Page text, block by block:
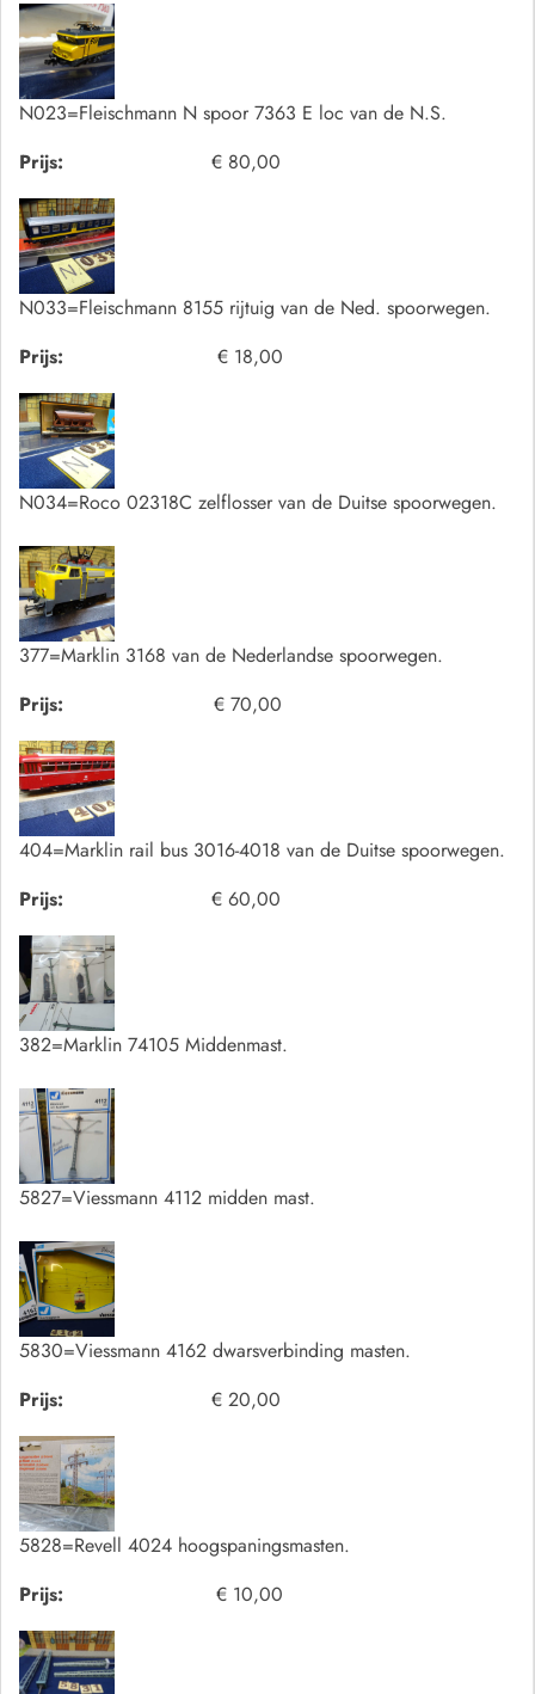
N023=Fleischmann N spoor 7363 E loc van de N.S.
Prijs:
€ 80,00
N033=Fleischmann 8155 rijtuig van de Ned. spoorwegen.
Prijs:
€ 18,00
N034=Roco 02318C zelflosser van de Duitse spoorwegen.
377=Marklin 3168 van de Nederlandse spoorwegen.
Prijs:
€ 70,00
404=Marklin rail bus 3016-4018 van de Duitse spoorwegen.
Prijs:
€ 60,00
382=Marklin 74105 Middenmast.
5827=Viessmann 4112 midden mast.
5830=Viessmann 4162 dwarsverbinding masten.
Prijs:
€ 20,00
5828=Revell 4024 hoogspaningsmasten.
Prijs:
€ 10,00